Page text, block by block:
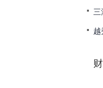
三
越